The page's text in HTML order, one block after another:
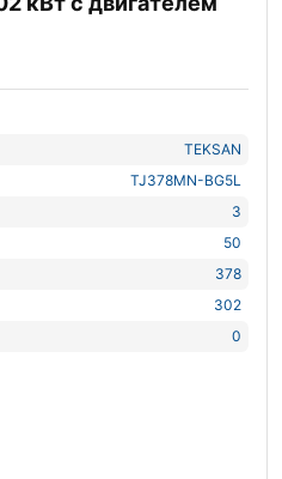
TEKSAN
TJ378MN-BG5L
3
50
378
302
0